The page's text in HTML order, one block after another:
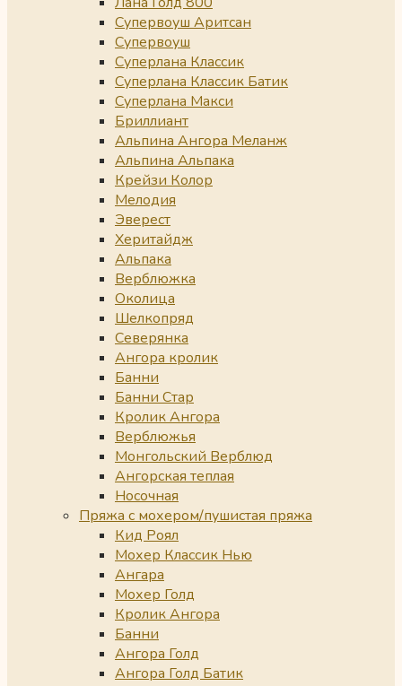
Супервоуш Аритсан
Супервоуш
Суперлана Классик
Суперлана Классик Батик
Суперлана Макси
Бриллиант
Альпина Ангора Меланж
Альпина Альпака
Крейзи Колор
Мелодия
Эверест
Херитайдж
Альпака
Верблюжка
Околица
Шелкопряд
Северянка
Ангора кролик
Банни
Банни Стар
Кролик Ангора
Верблюжья
Монгольский Верблюд
Ангорская теплая
Носочная
Пряжа с мохером/пушистая пряжа
Кид Роял
Мохер Классик Нью
Ангара
Мохер Голд
Кролик Ангора
Банни
Ангора Голд
Ангора Голд Батик